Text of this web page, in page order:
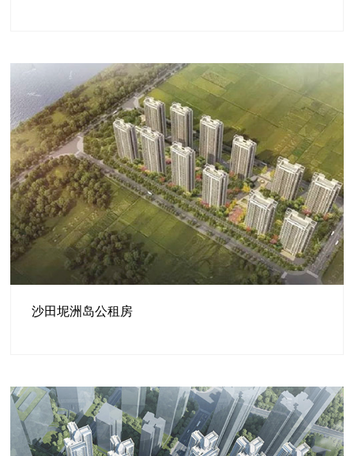
沙田坭洲岛公租房